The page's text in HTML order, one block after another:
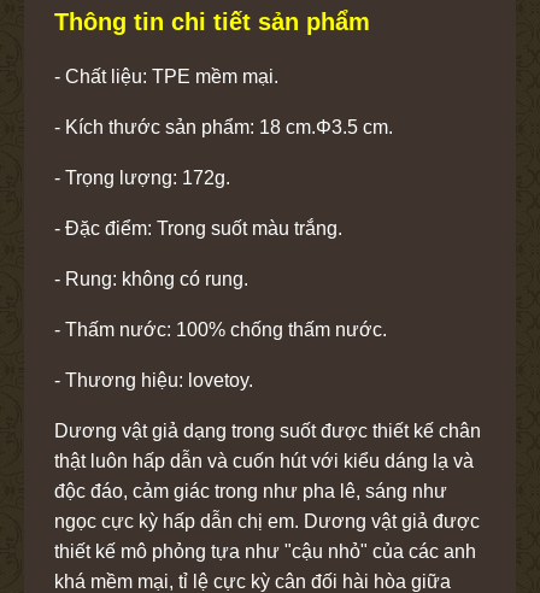
Thông tin chi tiết sản phẩm
- Chất liệu: TPE mềm mại.
- Kích thước sản phẩm: 18 cm.Φ3.5 cm.
- Trọng lượng: 172g.
- Đặc điểm: Trong suốt màu trắng.
- Rung: không có rung.
- Thấm nước: 100% chống thấm nước.
- Thương hiệu: lovetoy.
Dương vật giả dạng trong suốt được thiết kế chân
thật luôn hấp dẫn và cuốn hút với kiểu dáng lạ và
độc đáo, cảm giác trong như pha lê, sáng như
ngọc cực kỳ hấp dẫn chị em. Dương vật giả được
thiết kế mô phỏng tựa như "cậu nhỏ" của các anh
khá mềm mại, tỉ lệ cực kỳ cân đối hài hòa giữa